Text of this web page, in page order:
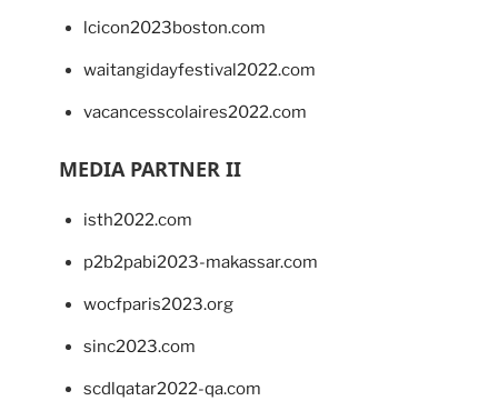
lcicon2023boston.com
waitangidayfestival2022.com
vacancesscolaires2022.com
MEDIA PARTNER II
isth2022.com
p2b2pabi2023-makassar.com
wocfparis2023.org
sinc2023.com
scdlqatar2022-qa.com